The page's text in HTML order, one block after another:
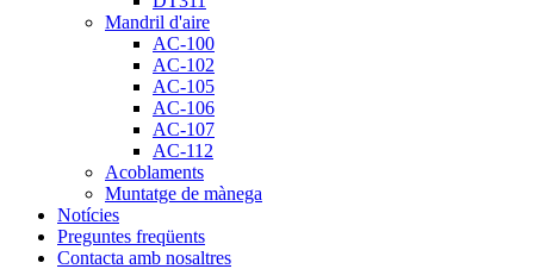
Mandril d'aire
AC-100
AC-102
AC-105
AC-106
AC-107
AC-112
Acoblaments
Muntatge de mànega
Notícies
Preguntes freqüents
Contacta amb nosaltres